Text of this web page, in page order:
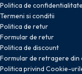
Politica de confidentialitate
Termeni si conditii
Politica de retur
Formular de retur
Politica de discount
Formular de retragere
Politica privind Cookie-